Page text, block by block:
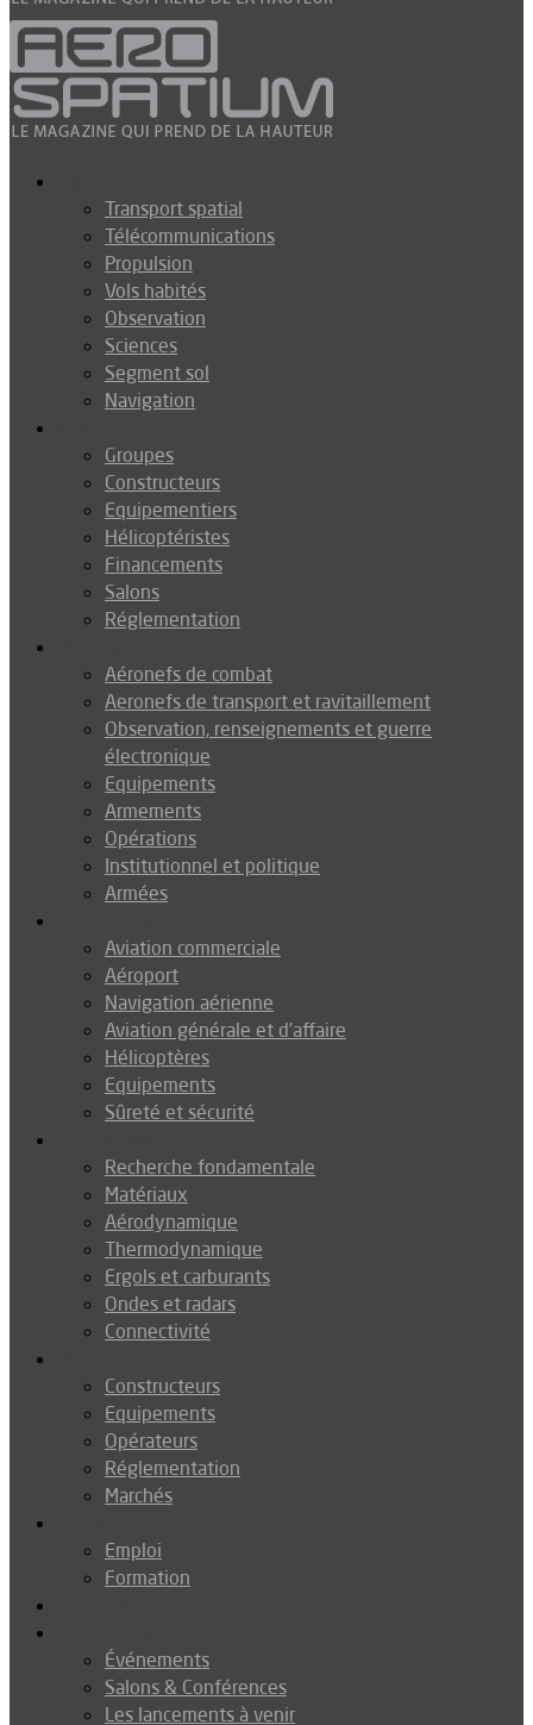
Transport spatial
Télécommunications
Propulsion
Vols habités
Observation
Sciences
Segment sol
Navigation
Groupes
Constructeurs
Equipementiers
Hélicoptéristes
Financements
Salons
Réglementation
Aéronefs de combat
Aeronefs de transport et ravitaillement
Observation, renseignements et guerre
électronique
Equipements
Armements
Opérations
Institutionnel et politique
Armées
Aviation commerciale
Aéroport
Navigation aérienne
Aviation générale et d’affaire
Hélicoptères
Equipements
Sûreté et sécurité
Recherche fondamentale
Matériaux
Aérodynamique
Thermodynamique
Ergols et carburants
Ondes et radars
Connectivité
Constructeurs
Equipements
Opérateurs
Réglementation
Marchés
Emploi
Formation
Événements
Salons & Conférences
Les lancements à venir